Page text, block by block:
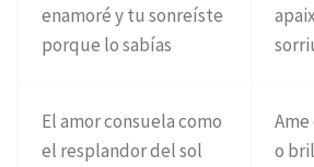
enamoré y tu sonreíste
porque lo sabías
El amor consuela como
el resplandor del sol
o